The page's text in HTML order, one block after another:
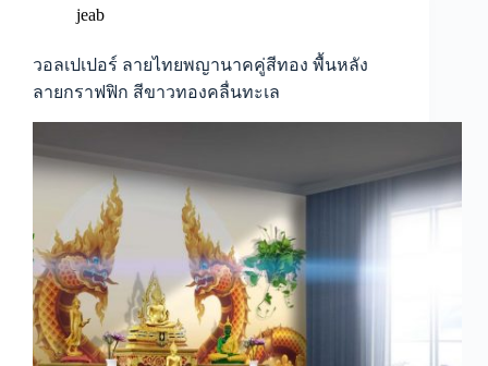
สี
ลาย
พุ่ม
พื้น
หลัง
น้ำตาล
แดง
jeab
วอลเปเปอร์ ลายไทยพญานาคคู่สีทอง พื้นหลัง
ลายกราฟฟิก สีขาวทองคลื่นทะเล